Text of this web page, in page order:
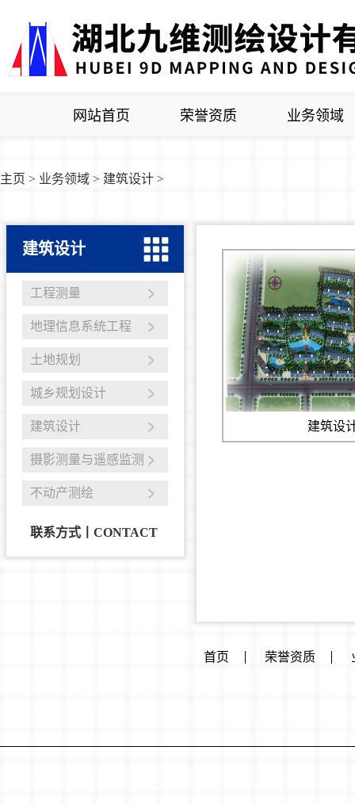
网站首页 荣誉资质 业务领域
主页 > 业务领域 > 建筑设计 >
建筑设计
工程测量
地理信息系统工程
土地规划
城乡规划设计
建筑设计
摄影测量与遥感监测
不动产测绘
联系方式丨CONTACT
建筑设
首页 荣誉资质